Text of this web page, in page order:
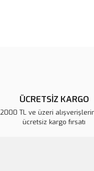
ÜCRETSİZ KARGO
2000 TL ve üzeri
ücretsiz kargo fırsatı